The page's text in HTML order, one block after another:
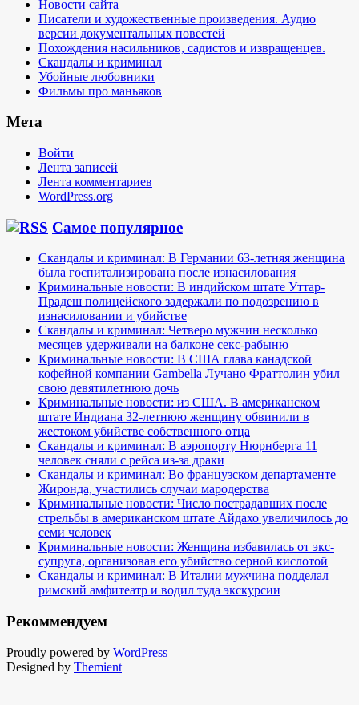
Новости сайта
Писатели и художественные произведения. Аудио
версии документальных повестей
Похождения насильников, садистов и извращенцев.
Скандалы и криминал
Убойные любовники
Фильмы про маньяков
Мета
Войти
Лента записей
Лента комментариев
WordPress.org
Самое популярное
Скандалы и криминал: В Германии 63-летняя женщина
была госпитализирована после изнасилования
Криминальные новости: В индийском штате Уттар-
Прадеш полицейского задержали по подозрению в
изнасиловании и убийстве
Скандалы и криминал: Четверо мужчин несколько
месяцев удерживали на балконе секс-рабыню
Криминальные новости: В США глава канадской
кофейной компании Gambella Лучано Фраттолин убил
свою девятилетнюю дочь
Криминальные новости: из США. В американском
штате Индиана 32-летнюю женщину обвинили в
жестоком убийстве собственного отца
Скандалы и криминал: В аэропорту Нюрнберга 11
человек сняли с рейса из-за драки
Скандалы и криминал: Во французском департаменте
Жиронда, участились случаи мародерства
Криминальные новости: Число пострадавших после
стрельбы в американском штате Айдахо увеличилось до
семи человек
Криминальные новости: Женщина избавилась от экс-
супруга, организовав его убийство серной кислотой
Скандалы и криминал: В Италии мужчина подделал
римский амфитеатр и водил туда экскурсии
Рекоммендуем
Proudly powered by WordPress
Designed by Themient